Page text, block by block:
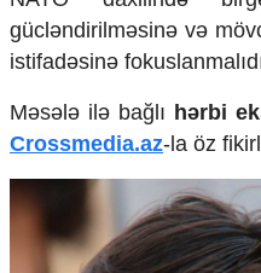
İqtisadiyyat
İqtisadi xəbərlər
Energetika
Neft-qaz
Əmək və sosial siyasət
Kənd təsərrüfatı
Hərbi sənaye
Telekommunikasiya və
COP29
gücləndirilməsinə və
istifadəsinə
Məsələ ilə bağlı hərbi
Crossmedia.az-la öz